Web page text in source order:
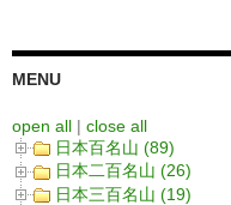
MENU
open all | close all
日本百名山 (89)
日本二百名山 (26)
日本三百名山 (19)